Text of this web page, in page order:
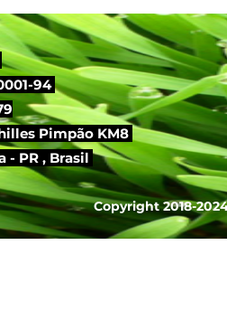
Copyright 2018-
94
Pimpão KM8
- PR , Brasil